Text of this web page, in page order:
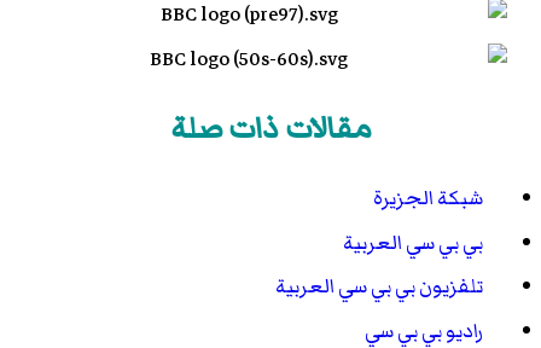
مقالات ذات صلة
شبكة الجزيرة
بي بي سي العربية
تلفزيون بي بي سي العربية
راديو بي بي سي